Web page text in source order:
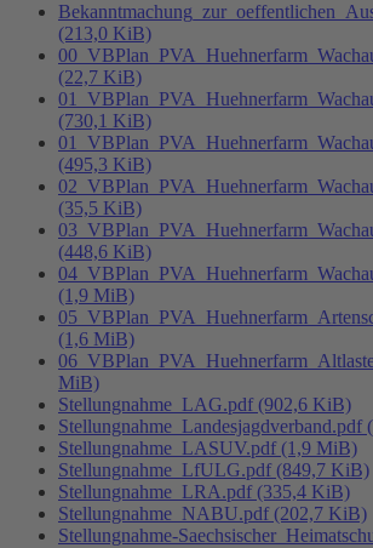
(213,0 KiB)
(22,7 KiB)
(730,1 KiB)
(495,3 KiB)
(35,5 KiB)
(448,6 KiB)
(1,9 MiB)
(1,6 MiB)
MiB)
Stellungnahme_LAG.pdf (902,6 KiB)
Stellungnahme_Landesjagdverband.pdf
Stellungnahme_LASUV.pdf (1,9 MiB)
Stellungnahme_LfULG.pdf (849,7 KiB)
Stellungnahme_LRA.pdf (335,4 KiB)
Stellungnahme_NABU.pdf (202,7 KiB)
Stellungnahme-